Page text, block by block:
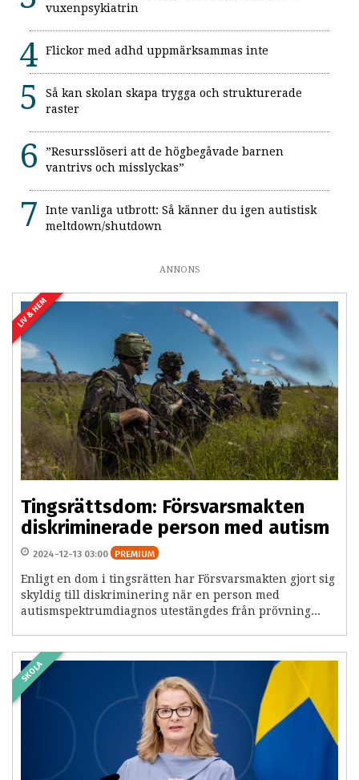
vuxenpsykiatrin
Flickor med adhd uppmärksammas inte
Så kan skolan skapa trygga och strukturerade
raster
”Resursslöseri att de högbegåvade barnen
vantrivs och misslyckas”
Inte vanliga utbrott: Så känner du igen autistisk
meltdown/shutdown
ANNONS
LIV & HEM
Tingsrättsdom: Försvarsmakten
diskriminerade person med autism
2024-12-13 03:00 PREMIUM
Enligt en dom i tingsrätten har Försvarsmakten gjort sig
skyldig till diskriminering när en person med
autismspektrumdiagnos utestängdes från prövning...
SKOLA